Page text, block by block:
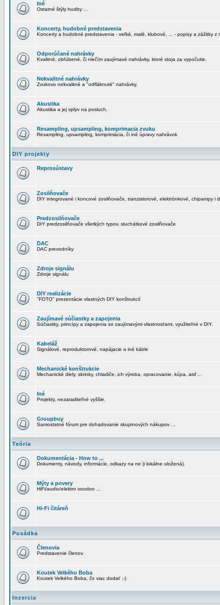
Iné
Ostatné štýly hudby ...
Koncerty, hudobné predstavenia
Koncerty a hudobné predstavenia - veľké, malé, klubové, ... - popisy a zážitky z
Odporúčané nahrávky
Kvalitné, obľúbené, či niečím zaujímavé nahrávky, ktoré stoja za vypočutie.
Nekvalitné nahrávky
Zvukovo nekvalitné a "odfláknuté" nahrávky.
Akustika
Akustika a jej vplyv na posluch.
Resampling, upsampling, komprimacia zvuku
Resampling, upsampling, komprimácia, či iné úpravy nahrávok
DIY projekty
Reprosústavy
Zosilňovače
DIY integrované i koncové zosilňovače, tranzistorové, elektrónkové, chipampy i
Predzosilňovače
DIY predzosilňovače všetkých typov, sluchátkové zosilňovače
DAC
DAC prevodníky
Zdroje signálu
Zdroje signálu
DIY realizácie
"FOTO" prezentácie vlastných DIY konštrukcií
Zaujímavé súčiastky a zapojenia
Súčiastky, princípy a zapojenia so zaujímavými vlastnosťami, využiteľné v DIY.
Kabeláž
Signálové, reproduktorové, napájacie a iné káble
Mechanické konštrukcie
Mechanické diely, skrinky, chladiče, ich výroba, opracovanie, kúpa, atď ...
Iné
Projekty, nezaraditeľné vyššie.
Groupbuy
Samostatné fórum pre dohadovanie skupinových nákupov ...
Teória
Dokumentácia - How to ...
Dokumenty, návody, informácie, odkazy na ne (i lokálne uložená).
Mýty a povery
HiFi/audio/elektro voodoo ...
Hi-Fi čitáreň
Posádka
Členovia
Predstavenie členov.
Koutek Velkého Boba
Koutek Velkého Boba, čo viac dodať :-)
Inzercia